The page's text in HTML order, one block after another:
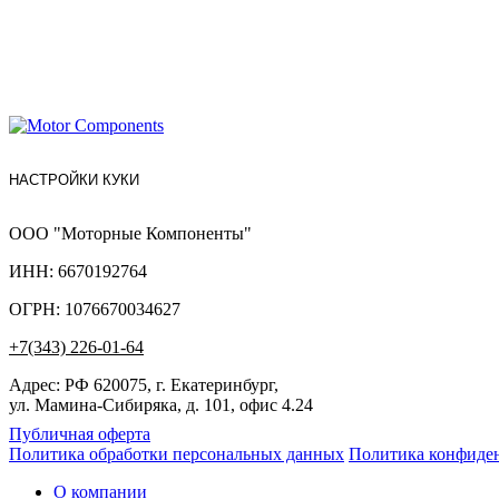
НАСТРОЙКИ КУКИ
ООО "Моторные Компоненты"
ИНН: 6670192764
ОГРН: 1076670034627
+7(343) 226-01-64
Адрес: РФ 620075, г. Екатеринбург,
ул. Мамина-Сибиряка, д. 101, офис 4.24
Публичная оферта
Политика обработки персональных данных Политика
О компании